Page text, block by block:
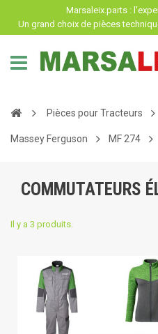
Marsaleix.parts :
Un grand choix de pièces
Pièces pour Tracteurs
Massey Ferguson MF 274
COMMUTATEURS
Il y a 3 produits.
Panneau de gestion des cookies